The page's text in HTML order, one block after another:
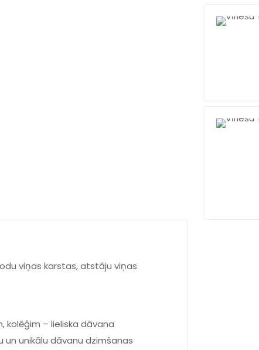
viņas karstas, atstāju viņas
kolēģim – lieliska dāvana
un unikālu dāvanu dzimšanas